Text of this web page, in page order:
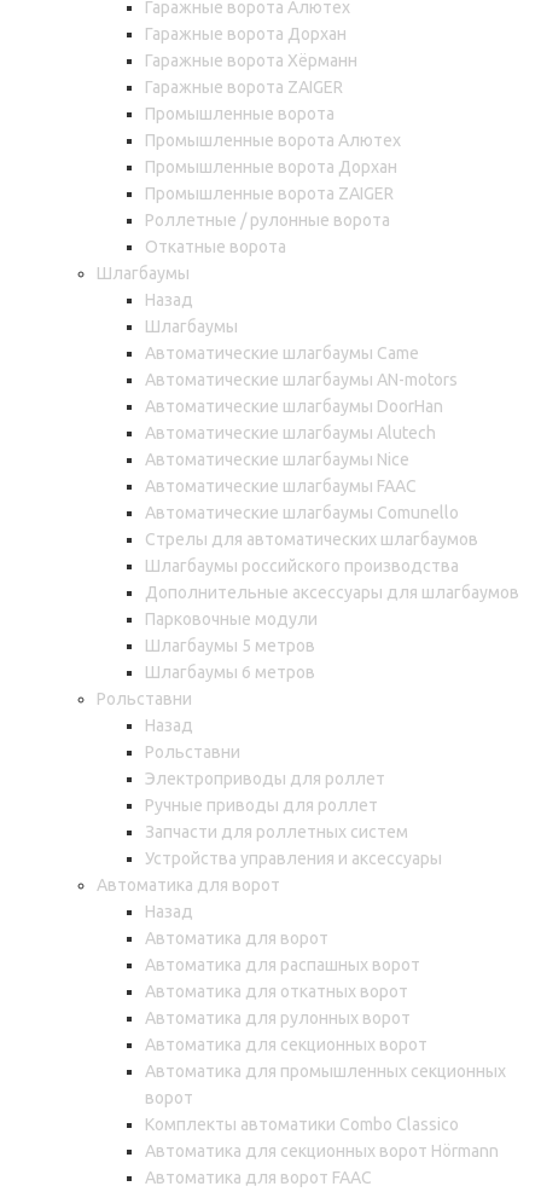
Гаражные ворота Алютех
Гаражные ворота Дорхан
Гаражные ворота Хёрманн
Гаражные ворота ZAIGER
Промышленные ворота
Промышленные ворота Алютех
Промышленные ворота Дорхан
Промышленные ворота ZAIGER
Роллетные / рулонные ворота
Откатные ворота
Шлагбаумы
Назад
Шлагбаумы
Автоматические шлагбаумы Came
Автоматические шлагбаумы AN-motors
Автоматические шлагбаумы DoorHan
Автоматические шлагбаумы Alutech
Автоматические шлагбаумы Nice
Автоматические шлагбаумы FAAC
Автоматические шлагбаумы Comunello
Стрелы для автоматических шлагбаумов
Шлагбаумы российского производства
Дополнительные аксессуары для шлагбаумов
Парковочные модули
Шлагбаумы 5 метров
Шлагбаумы 6 метров
Рольставни
Назад
Рольставни
Электроприводы для роллет
Ручные приводы для роллет
Запчасти для роллетных систем
Устройства управления и аксессуары
Автоматика для ворот
Назад
Автоматика для ворот
Автоматика для распашных ворот
Автоматика для откатных ворот
Автоматика для рулонных ворот
Автоматика для секционных ворот
Автоматика для промышленных секционных
ворот
Комплекты автоматики Combo Classico
Автоматика для секционных ворот Hörmann
Автоматика для ворот FAAC